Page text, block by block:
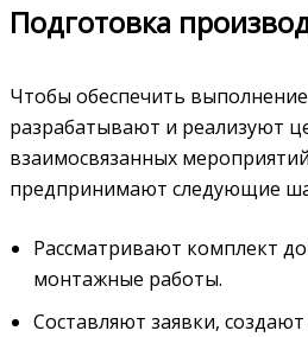
Подготовка
Чтобы обеспечить
разрабатывают и реализуют
взаимосвязанных
предпринимают следующие
Рассматривают комплект
монтажные работы.
Составляют заявки,